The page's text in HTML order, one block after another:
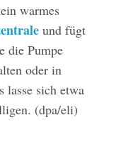
warmes
und fügt
die Pumpe
oder in
lasse sich etwa
(dpa/eli)